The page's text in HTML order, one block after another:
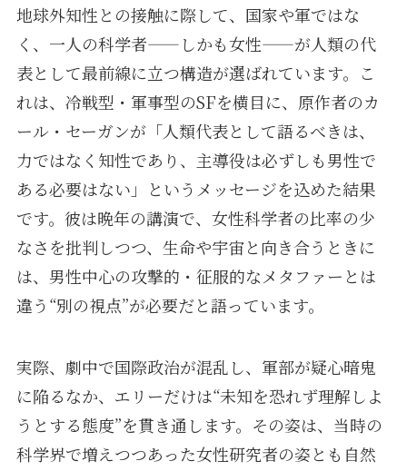
地球外知性との接触に際して、国家や軍ではな
く、一人の科学者——しかも女性——が人類の代
表として最前線に立つ構造が選ばれています。こ
れは、冷戦型・軍事型のSFを横目に、原作者のカ
ール・セーガンが「人類代表として語るべきは、
力ではなく知性であり、主導役は必ずしも男性で
ある必要はない」というメッセージを込めた結果
です。彼は晩年の講演で、女性科学者の比率の少
なさを批判しつつ、生命や宇宙と向き合うときに
は、男性中心の攻撃的・征服的なメタファーとは
違う“別の視点”が必要だと語っています。
実際、劇中で国際政治が混乱し、軍部が疑心暗鬼
に陥るなか、エリーだけは“未知を恐れず理解しよ
うとする態度”を貫き通します。その姿は、当時の
科学界で増えつつあった女性研究者の姿とも自然